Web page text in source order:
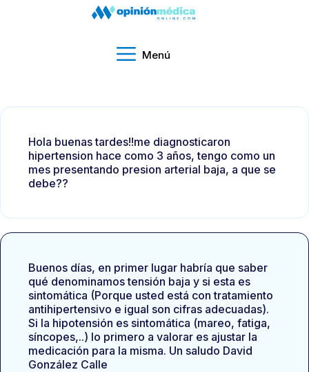
Menú
Hola buenas tardes!!me diagnosticaron
hipertension hace como 3 años, tengo como un
mes presentando presion arterial baja, a que se
debe??
Buenos días, en primer lugar habría que saber
qué denominamos tensión baja y si esta es
sintomática (Porque usted está con tratamiento
antihipertensivo e igual son cifras adecuadas).
Si la hipotensión es sintomática (mareo, fatiga,
síncopes,..) lo primero a valorar es ajustar la
medicación para la misma. Un saludo David
González Calle